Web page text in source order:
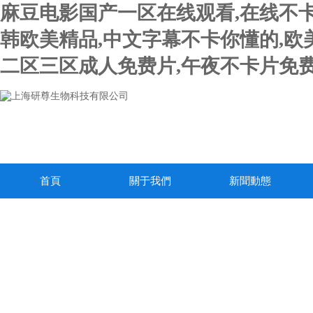
麻豆电影国产一区在线观看,在线不
韩欧美精品,中文字幕不卡你懂的,
二区三区成人免费片,午夜不卡片免
首頁 關于我們 新聞動態